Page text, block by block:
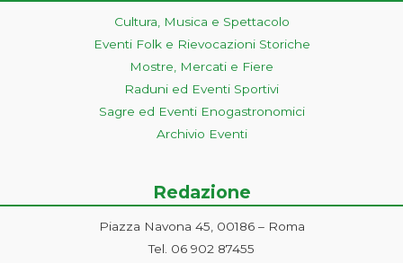
Cultura, Musica e Spettacolo
Eventi Folk e Rievocazioni Storiche
Mostre, Mercati e Fiere
Raduni ed Eventi Sportivi
Sagre ed Eventi Enogastronomici
Archivio Eventi
Redazione
Piazza Navona 45, 00186 – Roma
Tel. 06 902 87455